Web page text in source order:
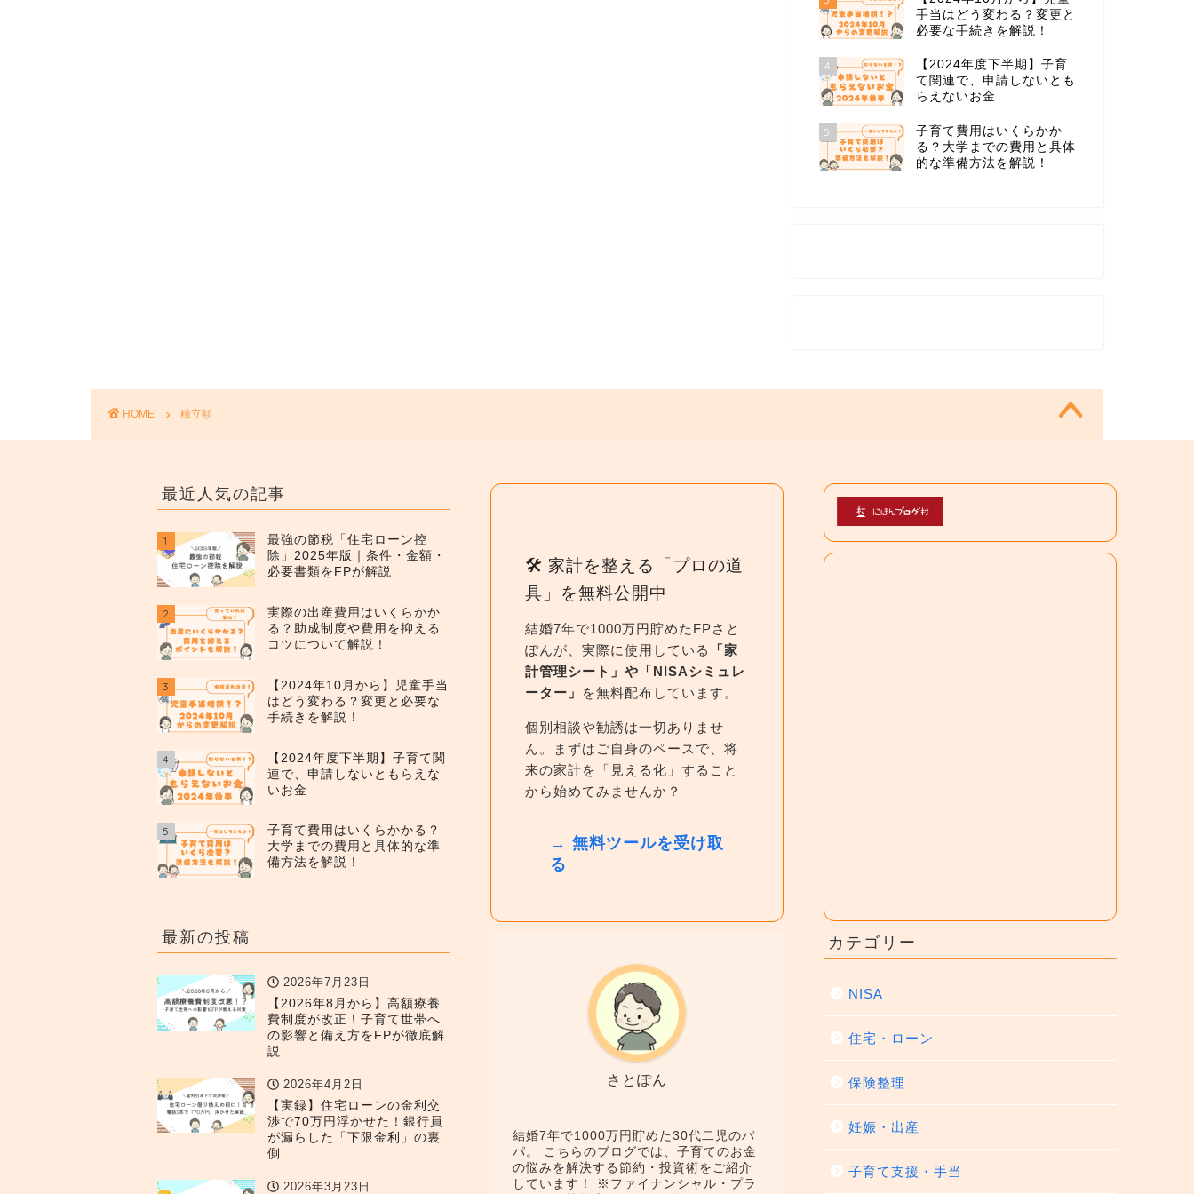
手当はどう変わる？変更と
必要な手続きを解説！
4
【2024年度下半期】子育
て関連で、申請しないとも
らえないお金
5
子育て費用はいくらかか
る？大学までの費用と具体
的な準備方法を解説！
HOME 積立額
最近人気の記事
1
最強の節税「住宅ローン控
除」2025年版｜条件・金額・
必要書類をFPが解説
2
実際の出産費用はいくらかか
る？助成制度や費用を抑える
コツについて解説！
3
【2024年10月から】児童手当
はどう変わる？変更と必要な
手続きを解説！
4
【2024年度下半期】子育て関
連で、申請しないともらえな
いお金
5
子育て費用はいくらかかる？
大学までの費用と具体的な準
備方法を解説！
最新の投稿
2026年7月23日
【2026年8月から】高額療養
費制度が改正！子育て世帯へ
の影響と備え方をFPが徹底解
説
2026年4月2日
【実録】住宅ローンの金利交
渉で70万円浮かせた！銀行員
が漏らした「下限金利」の裏
側
2026年3月23日
🛠 家計を整える「プロの道
具」を無料公開中
結婚7年で1000万円貯めたFPさと
ぽんが、実際に使用している
「家
計管理シート」や「NISAシミュレ
ーター」
を無料配布しています。
個別相談や勧誘は一切ありませ
ん。まずはご自身のペースで、将
来の家計を「見える化」すること
から始めてみませんか？
→ 無料ツールを受け取
る
さとぽん
結婚7年で1000万円貯めた30代二児のパ
パ。 こちらのブログでは、子育てのお金
の悩みを解決する節約・投資術をご紹介
しています！ ※ファイナンシャル・プラ
カテゴリー
NISA
住宅・ローン
保険整理
妊娠・出産
子育て支援・手当